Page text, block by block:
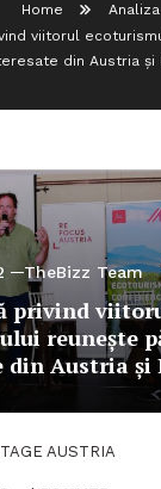
Home
Analiza
viitorul
din Austria și
TheBizz Team
privind
reunește
din Austria și
AUSTRIA